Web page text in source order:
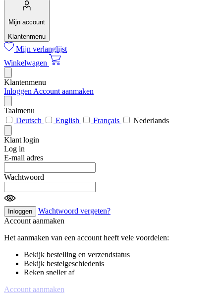
Mijn account
Klantenmenu
Mijn verlanglijst
Winkelwagen
Klantenmenu
Inloggen Account aanmaken
Taalmenu
Deutsch
English Français Nederlands
Klant login
Log in
E-mail adres
Wachtwoord
Inloggen
Wachtwoord vergeten?
Account aanmaken
Het aanmaken van een account heeft vele voordelen:
Bekijk bestelling en verzendstatus
Bekijk bestelgeschiedenis
Reken sneller af
Account aanmaken